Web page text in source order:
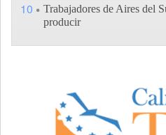
10
Trabajadores de Aires del
producir